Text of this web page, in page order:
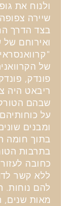
ולנוח את
שיירה
בצד הדרך
ואירוחם של
של
פונדק,
ריבאט היה
שבהם
על
ומבנים
בתוך חומה
בתרבות
כחובה
ללא קשר
להם נוחות.
מאות